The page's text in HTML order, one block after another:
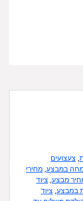
, צעצועים
במבצע, מחירי
מבצע, ציוד
במבצע, ציוד